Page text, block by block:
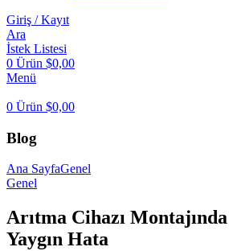
Giriş / Kayıt
Ara
İstek Listesi
0 Ürün $0,00
Menü
0 Ürün $0,00
Blog
Ana SayfaGenel
Genel
Arıtma Cihazı Montajında
Yaygın Hata